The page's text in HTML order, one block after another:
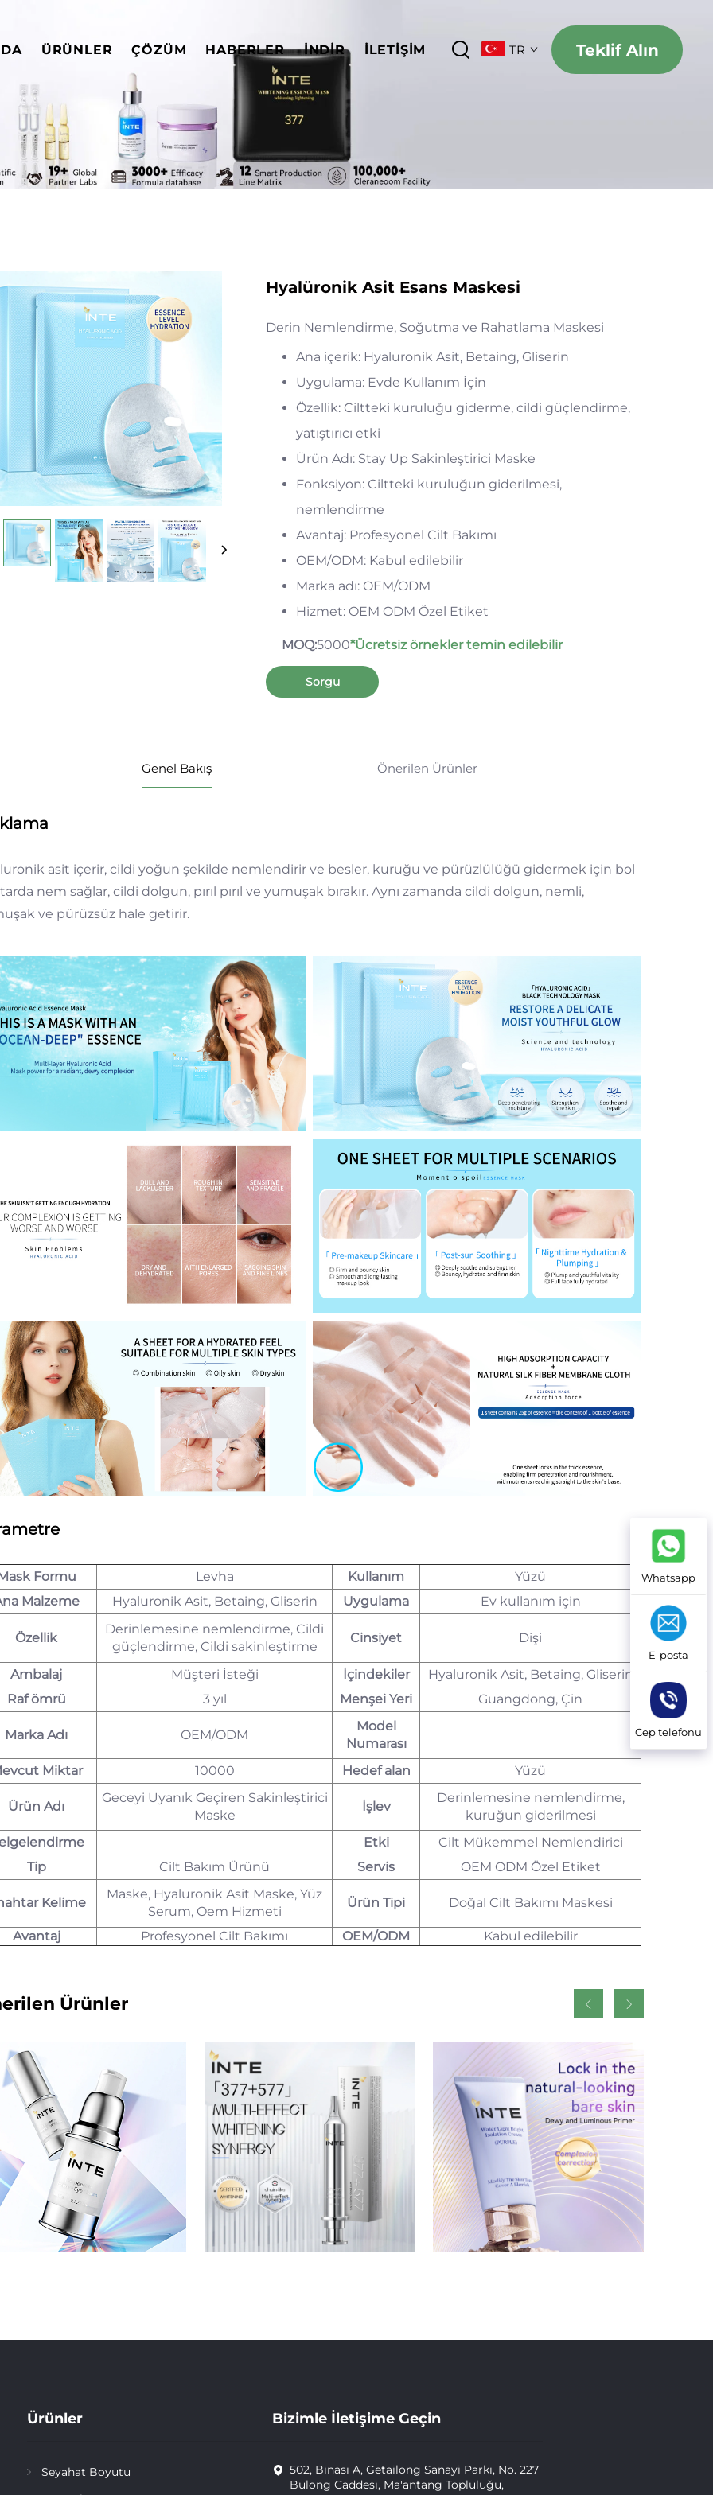
ÜRÜNLER ÇÖZÜM HABERLER İNDIR İLETIŞIM TR Teklif Alın
Hyalüronik Asit Esans Maskesi
Derin Nemlendirme, Soğutma ve Rahatlama Maskesi
Ana içerik: Hyaluronik Asit, Betaing, Gliserin
Uygulama: Evde Kullanım İçin
Özellik: Ciltteki kuruluğu giderme, cildi güçlendirme,
yatıştırıcı etki
Ürün Adı: Stay Up Sakinleştirici Maske
Fonksiyon: Ciltteki kuruluğun giderilmesi,
nemlendirme
Avantaj: Profesyonel Cilt Bakımı
OEM/ODM: Kabul edilebilir
Marka adı: OEM/ODM
Hizmet: OEM ODM Özel Etiket
MOQ:5000*Ücretsiz örnekler temin edilebilir
Sorgu
Genel Bakış Önerilen Ürünler
asit içerir, cildi yoğun şekilde nemlendirir ve besler, kuruğu ve pürüzlülüğü gidermek için bol
nem sağlar, cildi dolgun, pırıl pırıl ve yumuşak bırakır. Aynı zamanda cildi dolgun, nemli,
ve pürüzsüz hale getirir.
Formu Levha Kullanım
Yüzü
Malzeme
Hyaluronik Asit, Betaing, Gliserin Uygulama Ev kullanım için
Özellik
Derinlemesine nemlendirme, Cildi
güçlendirme, Cildi sakinleştirme
Cinsiyet Dişi
Ambalaj Müşteri İsteği İçindekiler
Hyaluronik Asit, Betaing, Gliserin
Raf ömrü
3 yıl Menşei Yeri Guangdong, Çin
Marka Adı OEM/ODM
Model
Numarası
Miktar
10000 Hedef alan Yüzü
Ürün Adı
Geceyi Uyanık Geçiren Sakinleştirici
Maske
İşlev
Derinlemesine nemlendirme,
kuruğun giderilmesi
Etki
Cilt Mükemmel Nemlendirici
Tip
Cilt Bakım Ürünü Servis OEM ODM Özel Etiket
Kelime
Maske, Hyaluronik Asit Maske, Yüz
Serum, Oem Hizmeti
Ürün Tipi Doğal Cilt Bakımı Maskesi
Avantaj Profesyonel Cilt Bakımı OEM/ODM Kabul edilebilir
Ürünler
Whatsapp
E-posta
Cep telefonu
Ürünler
Seyahat Boyutu
Bizimle İletişime Geçin
502, Binası A, Getailong Sanayi Parkı, No. 227
Bulong Caddesi, Ma'antang Topluluğu,